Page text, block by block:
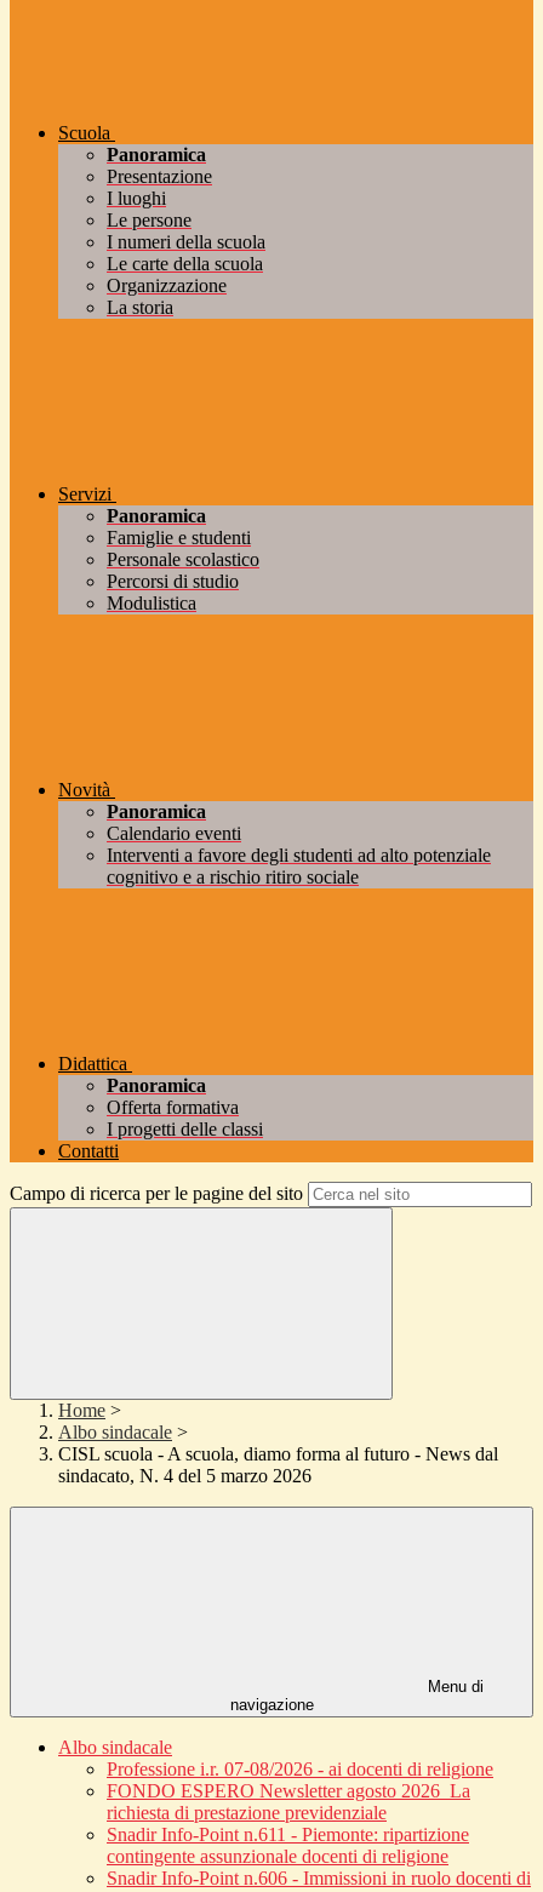
Scuola
Panoramica
Presentazione
I luoghi
Le persone
I numeri della scuola
Le carte della scuola
Organizzazione
La storia
Servizi
Panoramica
Famiglie e studenti
Personale scolastico
Percorsi di studio
Modulistica
Novità
Panoramica
Calendario eventi
Interventi a favore degli studenti ad alto potenziale
cognitivo e a rischio ritiro sociale
Didattica
Panoramica
Offerta formativa
I progetti delle classi
Contatti
Campo di ricerca per le pagine del sito
Home >
Albo sindacale >
CISL scuola - A scuola, diamo forma al futuro - News dal
sindacato, N. 4 del 5 marzo 2026
Menu di
navigazione
Albo sindacale
Professione i.r. 07-08/2026 - ai docenti di religione
FONDO ESPERO Newsletter agosto 2026_La
richiesta di prestazione previdenziale
Snadir Info-Point n.611 - Piemonte: ripartizione
contingente assunzionale docenti di religione
Snadir Info-Point n.606 - Immissioni in ruolo docenti di